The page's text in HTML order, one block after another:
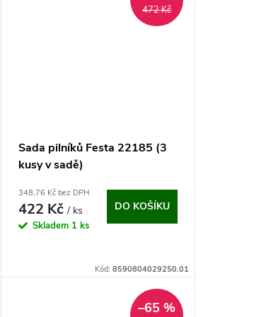
472 Kč
Sada pilníků Festa 22185 (3
kusy v sadě)
348,76 Kč bez DPH
422 Kč/ ks
Skladem 1 ks
DO KOŠÍKU
Kód: 8590804029250.01
–65 %